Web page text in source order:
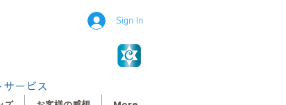
Sign In
サービス